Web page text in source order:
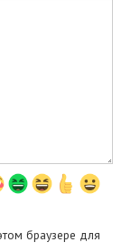
браузере для